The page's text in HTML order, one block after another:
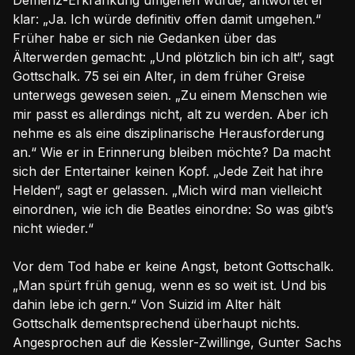
klar: „Ja. Ich würde definitiv offen damit umgehen.“
Früher habe er sich nie Gedanken über das
Älterwerden gemacht: „Und plötzlich bin ich alt“, sagt
Gottschalk. 75 sei ein Alter, in dem früher Greise
unterwegs gewesen seien. „Zu einem Menschen wie
mir passt es allerdings nicht, alt zu werden. Aber ich
nehme es als eine disziplinarische Herausforderung
an.“ Wie er in Erinnerung bleiben möchte? Da macht
sich der Entertainer keinen Kopf. „Jede Zeit hat ihre
Helden“, sagt er gelassen. „Mich wird man vielleicht
einordnen, wie ich die Beatles einordne: So was gibt’s
nicht wieder.“
Vor dem Tod habe er keine Angst, betont Gottschalk.
„Man spürt früh genug, wenn es so weit ist. Und bis
dahin lebe ich gern.“ Von Suizid im Alter hält
Gottschalk dementsprechend überhaupt nichts.
Angesprochen auf die Kessler-Zwillinge, Gunter Sachs